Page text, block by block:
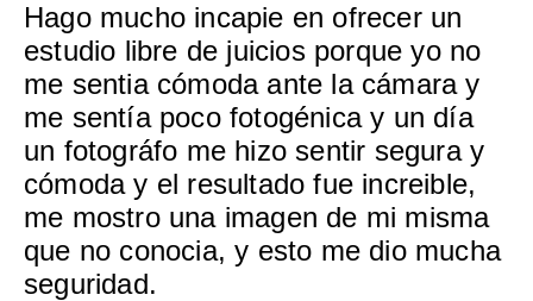
Hago mucho incapie en ofrecer un
estudio libre de juicios porque yo no
me sentia cómoda ante la cámara y
me sentía poco fotogénica y un día
un fotográfo me hizo sentir segura y
cómoda y el resultado fue increible,
me mostro una imagen de mi misma
que no conocia, y esto me dio mucha
seguridad.